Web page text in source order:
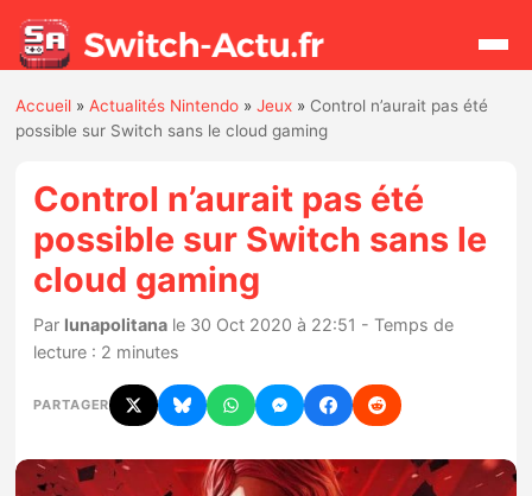
Actualités
Jeux
Hardware
Mises à jour
Chiffres de ventes
Accueil »Actualités Nintendo »Jeux » Control n’aurait pas été
possible sur Switch sans le cloud gaming
Control n’aurait pas été
possible sur Switch sans le
cloud gaming
Par lunapolitana le 30 Oct 2020 à 22:51 - Temps de
lecture : 2 minutes
PARTAGER